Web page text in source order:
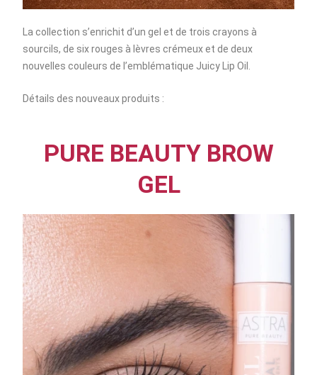
La collection s’enrichit d’un gel et de trois crayons à
sourcils, de six rouges à lèvres crémeux et de deux
nouvelles couleurs de l’emblématique Juicy Lip Oil.
Détails des nouveaux produits :
PURE BEAUTY BROW
GEL